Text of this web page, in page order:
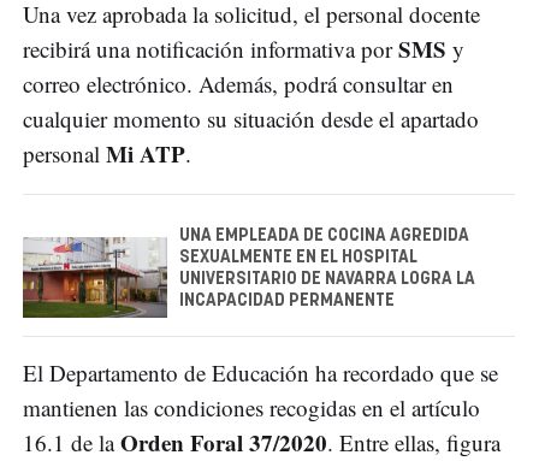
Una vez aprobada la solicitud, el personal docente
recibirá una notificación informativa porSMS y
correo electrónico. Además, podrá consultar en
cualquier momento su situación desde el apartado
personal Mi ATP.
UNA EMPLEADA DE COCINA AGREDIDA
SEXUALMENTE EN EL HOSPITAL
UNIVERSITARIO DE NAVARRA LOGRA LA
INCAPACIDAD PERMANENTE
El Departamento de Educación ha recordado que se
mantienen las condiciones recogidas en el artículo
16.1 de laOrden Foral 37/2020. Entre ellas, figura